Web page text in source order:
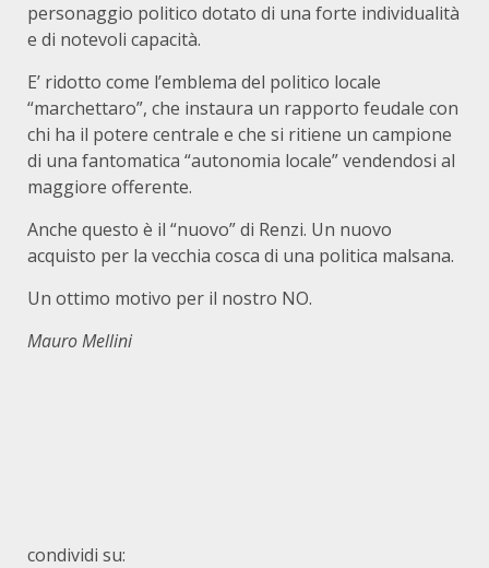
personaggio politico dotato di una forte individualità
e di notevoli capacità.
E’ ridotto come l’emblema del politico locale
“marchettaro”, che instaura un rapporto feudale con
chi ha il potere centrale e che si ritiene un campione
di una fantomatica “autonomia locale” vendendosi al
maggiore offerente.
Anche questo è il “nuovo” di Renzi. Un nuovo
acquisto per la vecchia cosca di una politica malsana.
Un ottimo motivo per il nostro NO.
Mauro Mellini
condividi su: